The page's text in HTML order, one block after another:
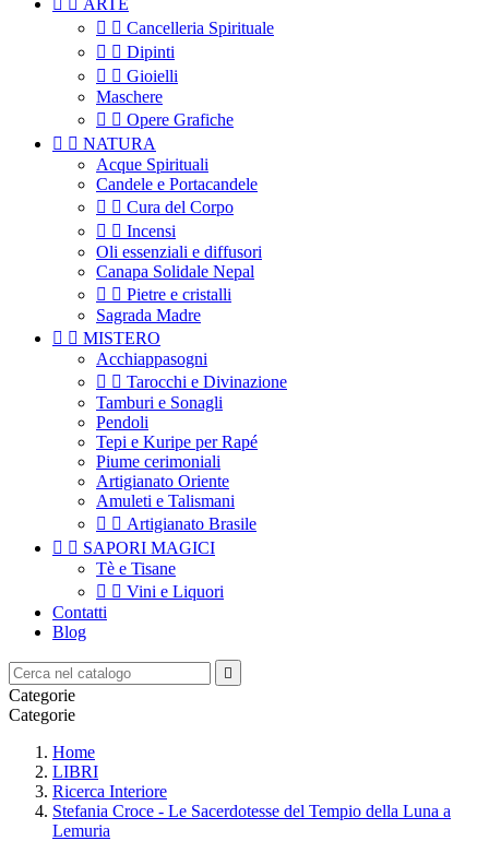
  ARTE
  Cancelleria Spirituale
  Dipinti
  Gioielli
Maschere
  Opere Grafiche
  NATURA
Acque Spirituali
Candele e Portacandele
  Cura del Corpo
  Incensi
Oli essenziali e diffusori
Canapa Solidale Nepal
  Pietre e cristalli
Sagrada Madre
  MISTERO
Acchiappasogni
  Tarocchi e Divinazione
Tamburi e Sonagli
Pendoli
Tepi e Kuripe per Rapé
Piume cerimoniali
Artigianato Oriente
Amuleti e Talismani
  Artigianato Brasile
  SAPORI MAGICI
Tè e Tisane
  Vini e Liquori
Contatti
Blog

Categorie
Categorie
Home
LIBRI
Ricerca Interiore
Stefania Croce - Le Sacerdotesse del Tempio della Luna a
Lemuria